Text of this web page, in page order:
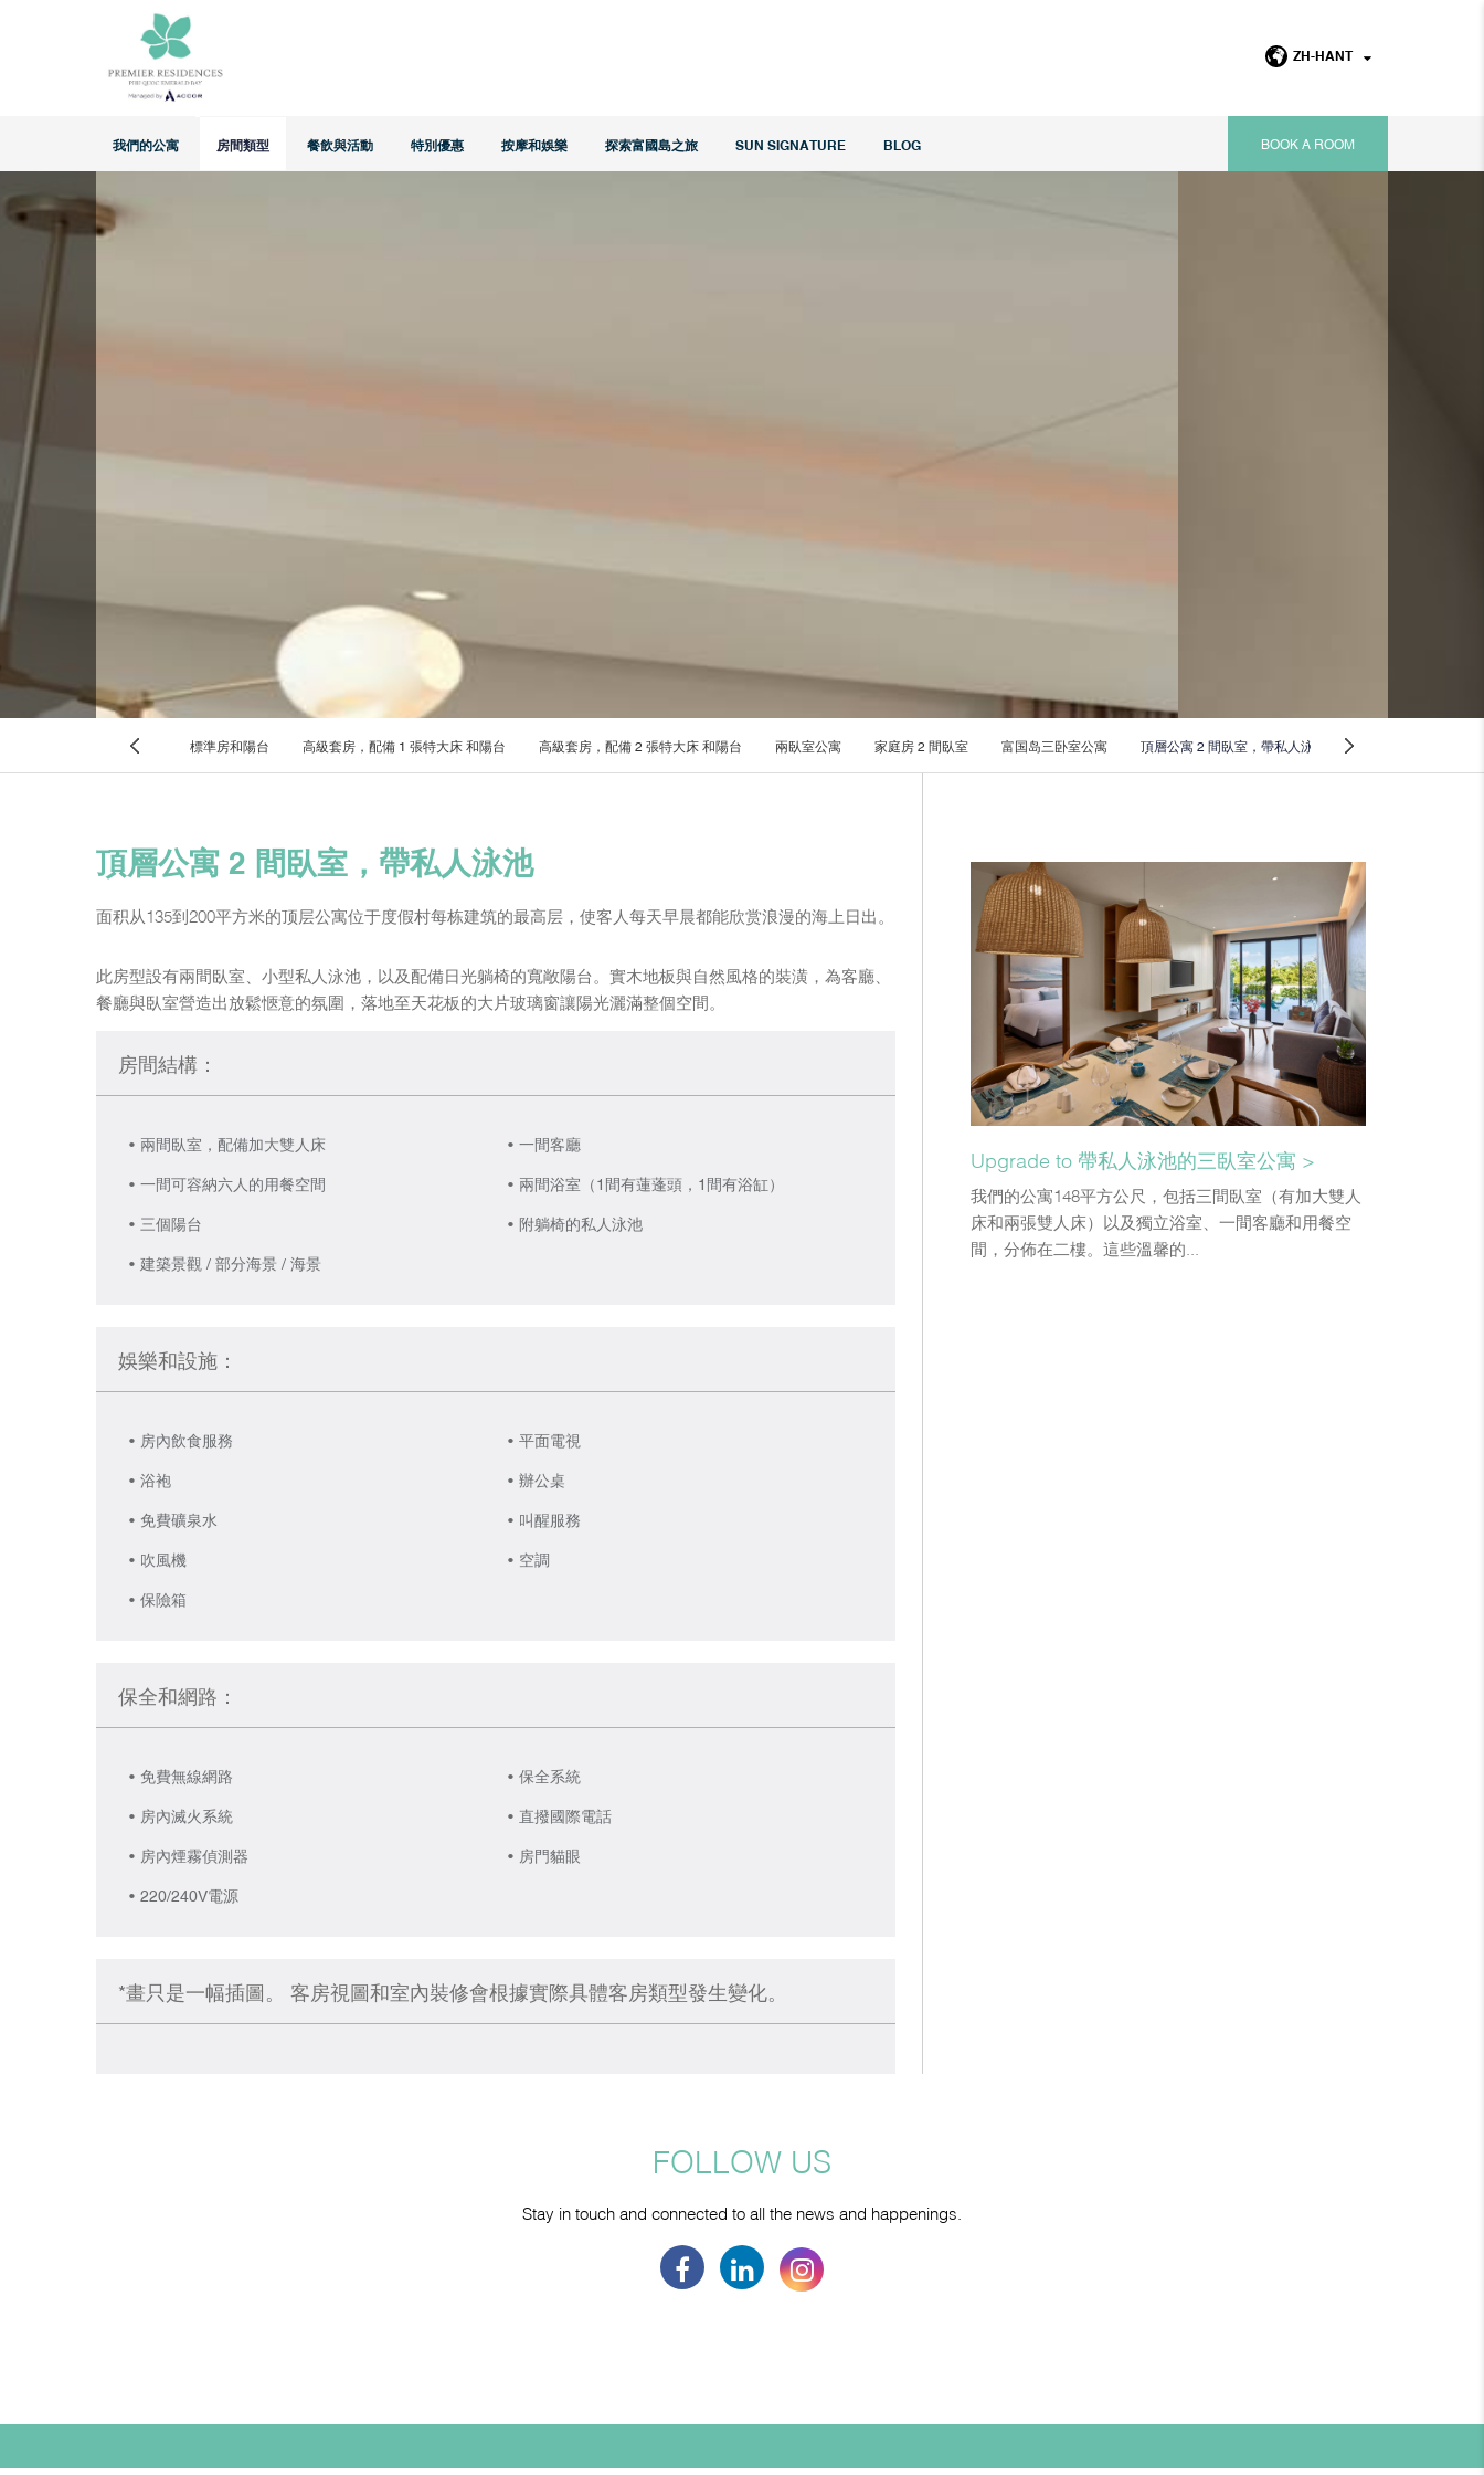
ZH-HANT
我們的公寓 房間類型 餐飲與活動 特別優惠 按摩和娛樂 探索富國島之旅 SUN SIGNATURE BLOG BOOK A ROOM
room room
標準房和陽台 高級套房，配備 1 張特大床 和陽台 高級套房，配備 2 張特大床 和陽台 兩臥室公寓 家庭房 2 間臥室 富国岛三卧室公寓 頂層公寓 2 間臥室，帶私人泳池
頂層公寓 2 間臥室，帶私人泳池
面积从135到200平方米的顶层公寓位于度假村每栋建筑的最高层，使客人每天早晨都能欣赏浪漫的海上日出。
此房型設有兩間臥室、小型私人泳池，以及配備日光躺椅的寬敞陽台。實木地板與自然風格的裝潢，為客廳、
餐廳與臥室營造出放鬆愜意的氛圍，落地至天花板的大片玻璃窗讓陽光灑滿整個空間。
房間結構：
兩間臥室，配備加大雙人床
一間客廳
一間可容納六人的用餐空間
兩間浴室（1間有蓮蓬頭，1間有浴缸）
三個陽台
附躺椅的私人泳池
建築景觀 / 部分海景 / 海景
娛樂和設施：
房內飲食服務
平面電視
浴袍
辦公桌
免費礦泉水
叫醒服務
吹風機
空調
保險箱
保全和網路：
免費無線網路
保全系統
房內滅火系統
直撥國際電話
房內煙霧偵測器
房門貓眼
220/240V電源
*畫只是一幅插圖。 客房視圖和室內裝修會根據實際具體客房類型發生變化。
Upgrade to 帶私人泳池的三臥室公寓 >
我們的公寓148平方公尺，包括三間臥室（有加大雙人
床和兩張雙人床）以及獨立浴室、一間客廳和用餐空
間，分佈在二樓。這些溫馨的...
FOLLOW US
Stay in touch and connected to all the news and happenings.